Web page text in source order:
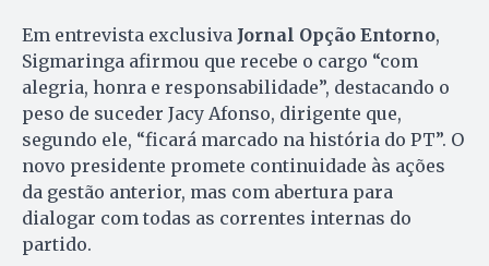
Em entrevista exclusiva Jornal Opção Entorno,
Sigmaringa afirmou que recebe o cargo “com
alegria, honra e responsabilidade”, destacando o
peso de suceder Jacy Afonso, dirigente que,
segundo ele, “ficará marcado na história do PT”. O
novo presidente promete continuidade às ações
da gestão anterior, mas com abertura para
dialogar com todas as correntes internas do
partido.